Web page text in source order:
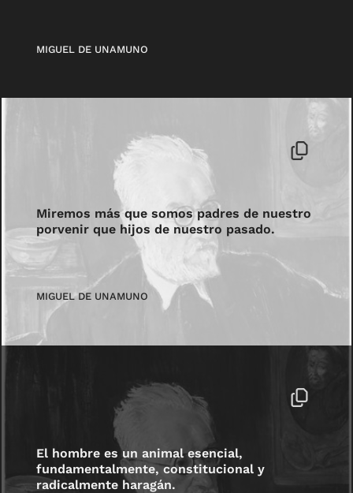
MIGUEL DE UNAMUNO
Miremos más que somos padres de nuestro
porvenir que hijos de nuestro pasado.
MIGUEL DE UNAMUNO
El hombre es un animal esencial,
fundamentalmente, constitucional y
radicalmente haragán.